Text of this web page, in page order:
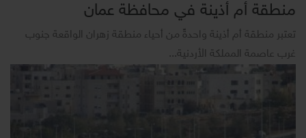
منطقة أم أذينة في محافظة عمان
تعتبر منطقة أم أذينة واحدةً من أحياء منطقة زهران الواقعة جنوب
غرب عاصمة المملكة الأردنية...